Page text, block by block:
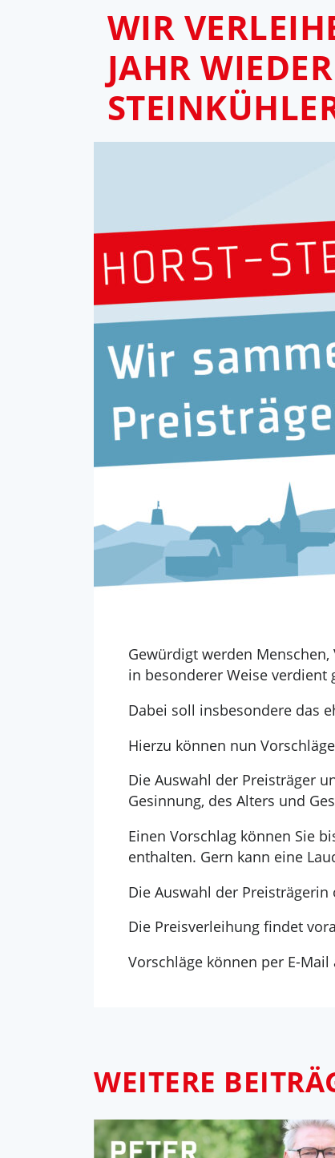
WIR
JAHR
Gewürdigt werden
in besonderer Weise verdient
Dabei soll insbesondere das
Hierzu können nun
Die Auswahl der Preisträger
Gesinnung, des Alters und
Einen Vorschlag können Sie
enthalten. Gern kann eine
Die Auswahl der
Die Preisverleihung findet
Vorschläge können per E-
WEITERE